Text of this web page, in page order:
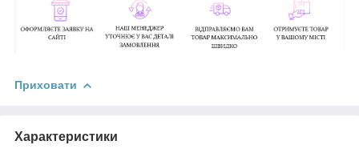
Приховати
Характеристики